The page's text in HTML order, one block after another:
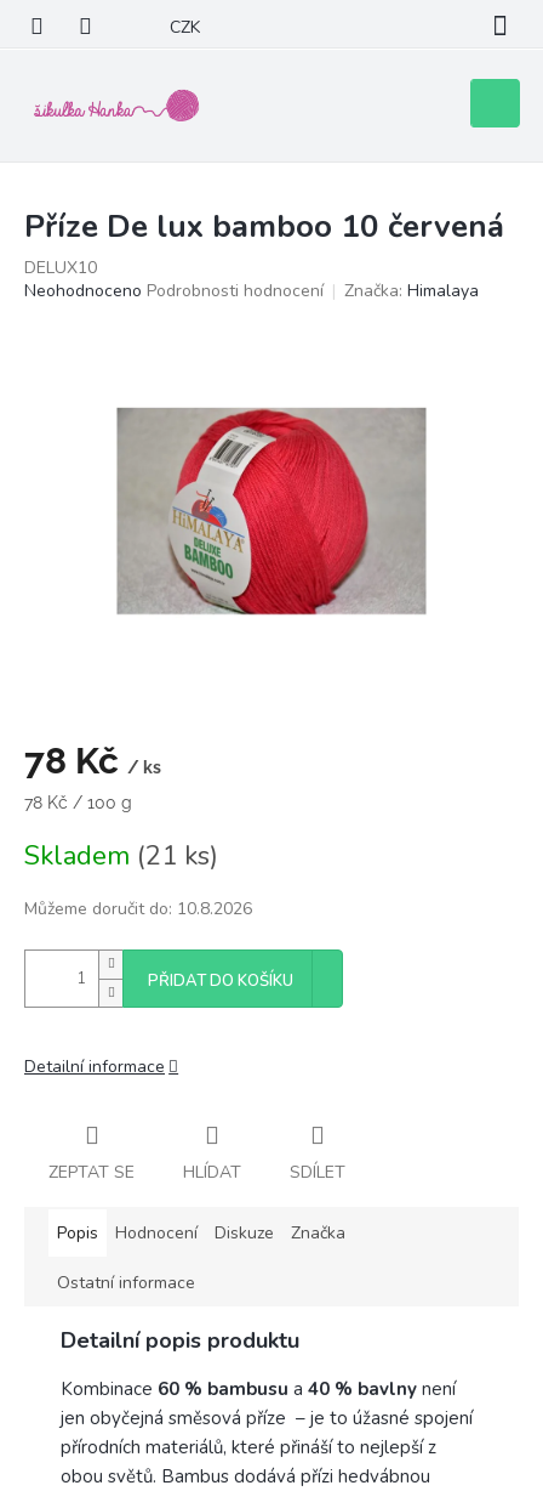
obsah
CZK
košík
Příze De lux bamboo 10 červená
DELUX10
Průměrné
Neohodnoceno Podrobnosti hodnocení Značka: Himalaya
78 Kč / ks
Měrná
78 Kč / 100 g
Skladem (21 ks)
Můžeme doručit do: 10.8.2026
PŘIDAT DO KOŠÍKU
Detailní informace
ZEPTAT SE HLÍDAT SDÍLET
Popis Hodnocení Diskuze Značka
Ostatní informace
Detailní popis produktu
Kombinace 60 % bambusu a 40 % bavlny není
jen obyčejná směsová příze – je to úžasné spojení
přírodních materiálů, které přináší to nejlepší z
obou světů. Bambus dodává přízi hedvábnou